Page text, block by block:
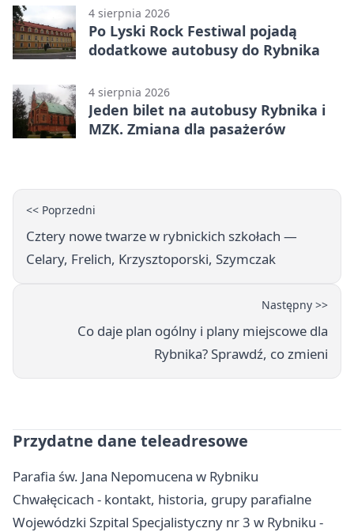
4 sierpnia 2026
Po Lyski Rock Festiwal pojadą
dodatkowe autobusy do Rybnika
4 sierpnia 2026
Jeden bilet na autobusy Rybnika i
MZK. Zmiana dla pasażerów
<< Poprzedni
Cztery nowe twarze w rybnickich szkołach —
Celary, Frelich, Krzysztoporski, Szymczak
Następny >>
Co daje plan ogólny i plany miejscowe dla
Rybnika? Sprawdź, co zmieni
Przydatne dane teleadresowe
Parafia św. Jana Nepomucena w Rybniku
Chwałęcicach - kontakt, historia, grupy parafialne
Wojewódzki Szpital Specjalistyczny nr 3 w Rybniku -